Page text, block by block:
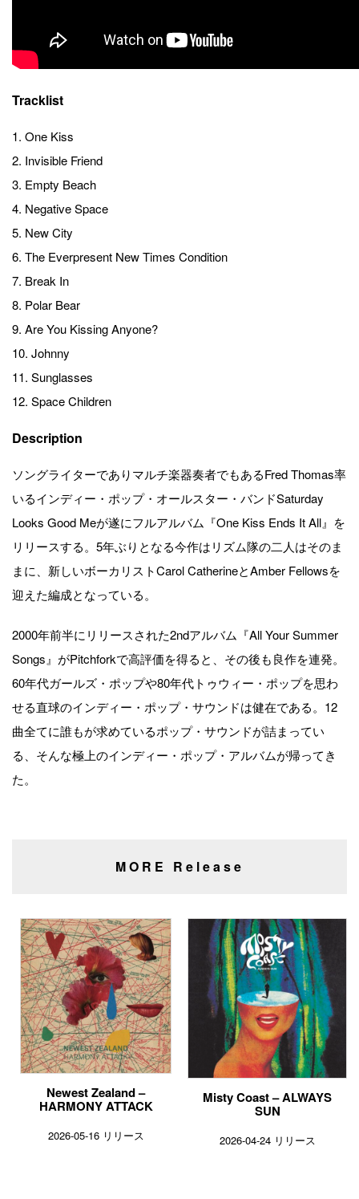
Tracklist
1. One Kiss
2. Invisible Friend
3. Empty Beach
4. Negative Space
5. New City
6. The Everpresent New Times Condition
7. Break In
8. Polar Bear
9. Are You Kissing Anyone?
10. Johnny
11. Sunglasses
12. Space Children
Description
ソングライターでありマルチ楽器奏者でもあるFred Thomas率
いるインディー・ポップ・オールスター・バンドSaturday
Looks Good Meが遂にフルアルバム『One Kiss Ends It All』を
リリースする。5年ぶりとなる今作はリズム隊の二人はそのま
まに、新しいボーカリストCarol CatherineとAmber Fellowsを
迎えた編成となっている。
2000年前半にリリースされた2ndアルバム『All Your Summer
Songs』がPitchforkで高評価を得ると、その後も良作を連発。
60年代ガールズ・ポップや80年代トゥウィー・ポップを思わ
せる直球のインディー・ポップ・サウンドは健在である。12
曲全てに誰もが求めているポップ・サウンドが詰まってい
る、そんな極上のインディー・ポップ・アルバムが帰ってき
た。
MORE Release
Newest Zealand –
HARMONY ATTACK
2026-05-16 リリース
Misty Coast – ALWAYS
SUN
2026-04-24 リリース